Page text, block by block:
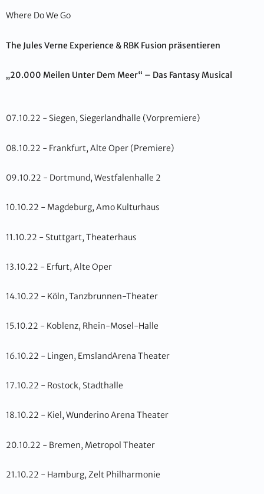
Where Do We Go
The Jules Verne Experience & RBK Fusion präsentieren
„20.000 Meilen Unter Dem Meer“ – Das Fantasy Musical
07.10.22 - Siegen, Siegerlandhalle (Vorpremiere)
08.10.22 - Frankfurt, Alte Oper (Premiere)
09.10.22 - Dortmund, Westfalenhalle 2
10.10.22 - Magdeburg, Amo Kulturhaus
11.10.22 - Stuttgart, Theaterhaus
13.10.22 - Erfurt, Alte Oper
14.10.22 - Köln, Tanzbrunnen-Theater
15.10.22 - Koblenz, Rhein-Mosel-Halle
16.10.22 - Lingen, EmslandArena Theater
17.10.22 - Rostock, Stadthalle
18.10.22 - Kiel, Wunderino Arena Theater
20.10.22 - Bremen, Metropol Theater
21.10.22 - Hamburg, Zelt Philharmonie